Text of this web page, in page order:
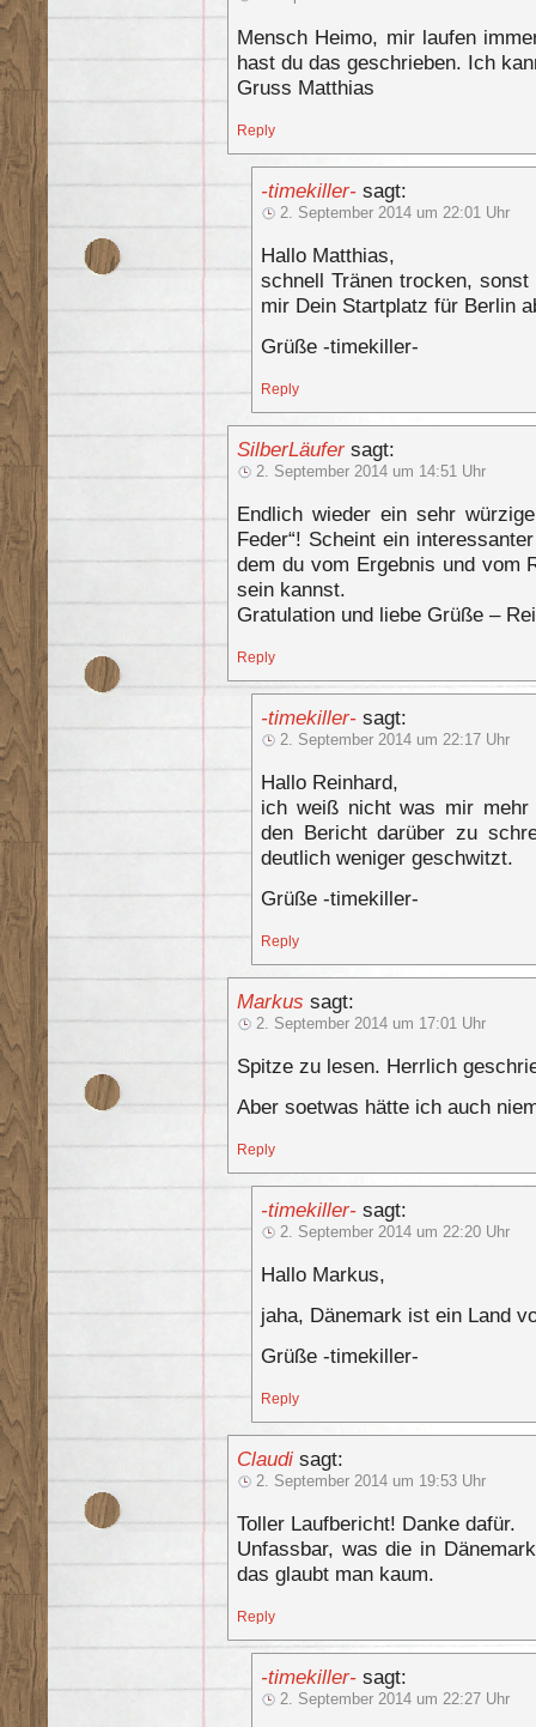
Mensch Heimo, mir laufen
hast du das geschrieben. Ich
Gruss Matthias
Reply
-timekiller- sagt:
2. September 2014 um 22:01 Uhr
Hallo Matthias,
schnell Tränen trocken,
mir Dein Startplatz für Berlin
Grüße -timekiller-
Reply
SilberLäufer sagt:
2. September 2014 um 14:51 Uhr
Endlich wieder ein sehr
Feder“! Scheint ein
dem du vom Ergebnis und vom
sein kannst.
Gratulation und liebe Grüße –
Reply
-timekiller- sagt:
2. September 2014 um 22:17 Uhr
Hallo Reinhard,
ich weiß nicht was mir
den Bericht darüber zu
deutlich weniger geschwitzt.
Grüße -timekiller-
Reply
Markus sagt:
2. September 2014 um 17:01 Uhr
Spitze zu lesen. Herrlich
Aber soetwas hätte ich auch
Reply
-timekiller- sagt:
2. September 2014 um 22:20 Uhr
Hallo Markus,
jaha, Dänemark ist ein Land
Grüße -timekiller-
Reply
Claudi sagt:
2. September 2014 um 19:53 Uhr
Toller Laufbericht! Danke dafür.
Unfassbar, was die in
das glaubt man kaum.
Reply
-timekiller- sagt:
2. September 2014 um 22:27 Uhr